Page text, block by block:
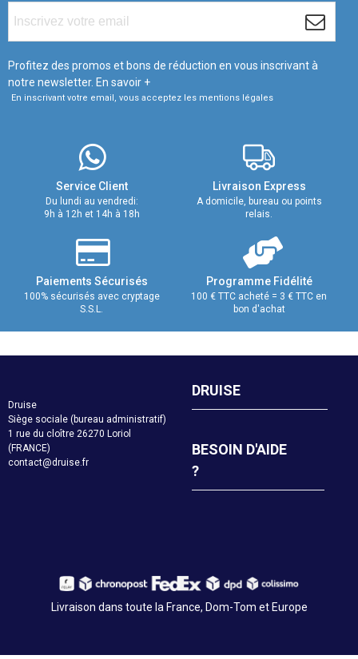
Profitez des promos et bons de réduction en vous inscrivant à
notre newsletter. En savoir +
En inscrivant votre email, vous acceptez les mentions légales
Service Client
Du lundi au vendredi:
9h à 12h et 14h à 18h
Livraison Express
A domicile, bureau ou points
relais.
Paiements Sécurisés
100% sécurisés avec cryptage
S.S.L.
Programme Fidélité
100 € TTC acheté = 3 € TTC en
bon d'achat
Druise
Siège sociale (bureau administratif)
1 rue du cloître 26270 Loriol
(FRANCE)
contact@druise.fr
DRUISE
BESOIN D'AIDE
?
Livraison dans toute la France, Dom-Tom et Europe